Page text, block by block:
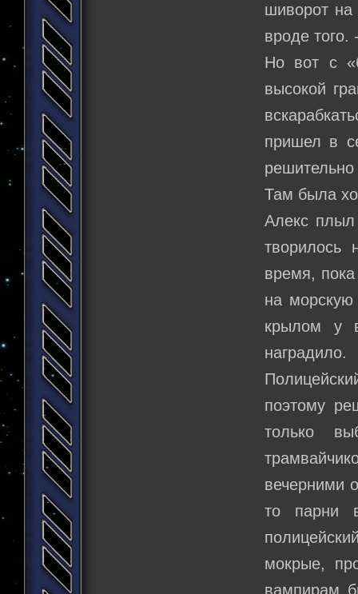
шиворот на
вроде
Но вот с
высокой
пришел в
Там была
Алекс плыл
творилось
время,
на морскую
крылом у
наградило.
поэтому
только
вечерними
то парни
мокрые,
вампирам